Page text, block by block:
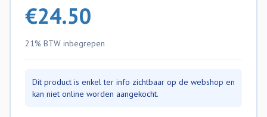
€24.50
21% BTW inbegrepen
Dit product is enkel ter info zichtbaar op de webshop en
kan niet online worden aangekocht.